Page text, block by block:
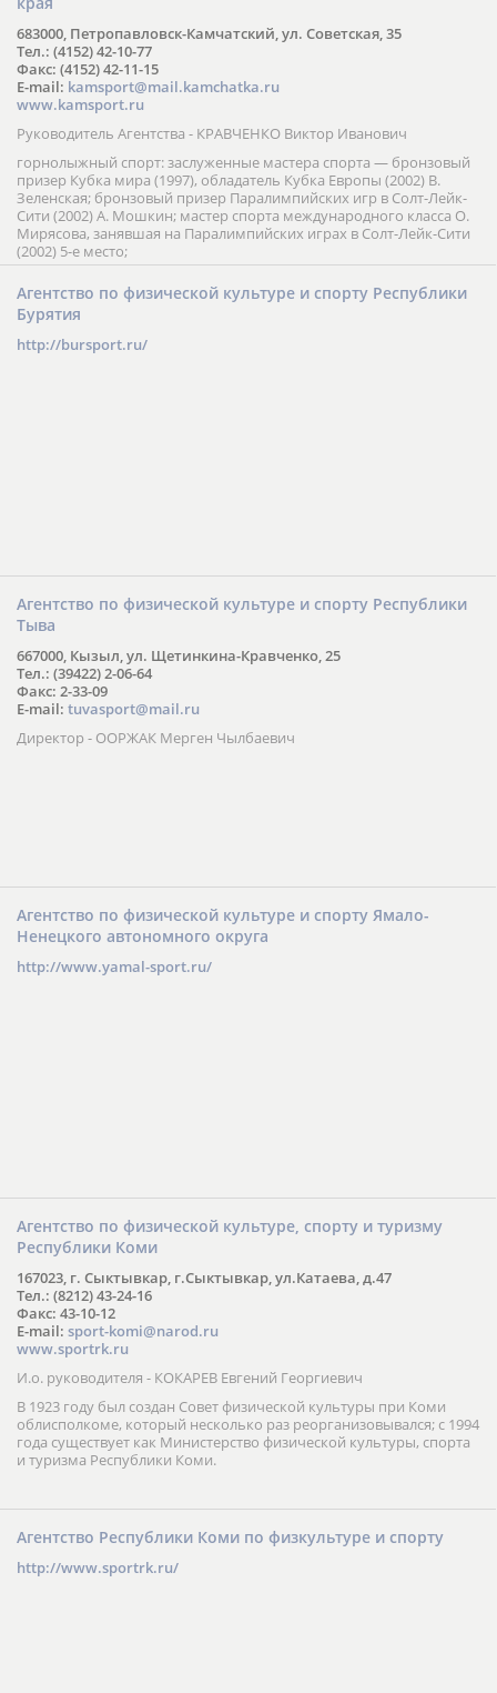
683000, Петропавловск-Камчатский, ул. Советская, 35
Тел.: (4152) 42-10-77
Факс: (4152) 42-11-15
E-mail: kamsport@mail.kamchatka.ru
www.kamsport.ru
Руководитель Агентства - КРАВЧЕНКО Виктор Иванович
горнолыжный спорт: заслуженные мастера спорта — бронзовый
призер Кубка мира (1997), обладатель Кубка Европы (2002) В.
Зеленская; бронзовый призер Паралимпийских игр в Солт-Лейк-
Сити (2002) А. Мошкин; мастер спорта международного класса О.
Мирясова, занявшая на Паралимпийских играх в Солт-Лейк-Сити
(2002) 5-е место;
Агентство по физической культуре и спорту Республики
Бурятия
http://bursport.ru/
Агентство по физической культуре и спорту Республики
Тыва
667000, Кызыл, ул. Щетинкина-Кравченко, 25
Тел.: (39422) 2-06-64
Факс: 2-33-09
E-mail: tuvasport@mail.ru
Директор - ООРЖАК Мерген Чылбаевич
Агентство по физической культуре и спорту Ямало-
Ненецкого автономного округа
http://www.yamal-sport.ru/
Агентство по физической культуре, спорту и туризму
Республики Коми
167023, г. Сыктывкар, г.Сыктывкар, ул.Катаева, д.47
Тел.: (8212) 43-24-16
Факс: 43-10-12
E-mail: sport-komi@narod.ru
www.sportrk.ru
И.о. руководителя - КОКАРЕВ Евгений Георгиевич
В 1923 году был создан Совет физической культуры при Коми
облисполкоме, который несколько раз реорганизовывался; с 1994
года существует как Министерство физической культуры, спорта
и туризма Республики Коми.
Агентство Республики Коми по физкультуре и спорту
http://www.sportrk.ru/